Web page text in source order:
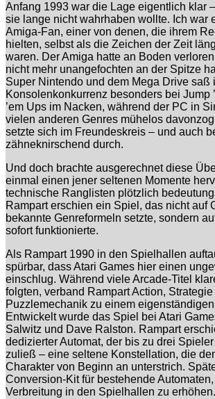
Anfang 1993 war die Lage eigentlich klar
sie lange nicht wahrhaben wollte. Ich war
Amiga-Fan, einer von denen, die ihrem
hielten, selbst als die Zeichen der Zeit
waren. Der Amiga hatte an Boden
nicht mehr unangefochten an der Spitze
Super Nintendo und dem Mega Drive saß
Konsolenkonkurrenz besonders bei Jump
’em Ups im Nacken, während der PC in
vielen anderen Genres mühelos
setzte sich im Freundeskreis – und auch
zähneknirschend durch.
Und doch brachte ausgerechnet diese
einmal einen jener seltenen Momente
technische Ranglisten plötzlich
Rampart erschien ein Spiel, das nicht auf
bekannte Genreformeln setzte, sondern
sofort funktionierte.
Als Rampart 1990 in den Spielhallen
spürbar, dass Atari Games hier einen
einschlug. Während viele Arcade-Titel
folgten, verband Rampart Action, Strategie
Puzzlemechanik zu einem
Entwickelt wurde das Spiel bei Atari
Salwitz und Dave Ralston. Rampart
dedizierter Automat, der bis zu drei
zuließ – eine seltene Konstellation, die
Charakter von Beginn an unterstrich.
Conversion-Kit für bestehende
Verbreitung in den Spielhallen zu erhöhen.